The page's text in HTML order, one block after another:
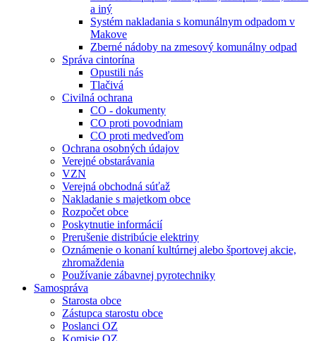
a iný
Systém nakladania s komunálnym odpadom v
Makove
Zberné nádoby na zmesový komunálny odpad
Správa cintorína
Opustili nás
Tlačivá
Civilná ochrana
CO - dokumenty
CO proti povodniam
CO proti medveďom
Ochrana osobných údajov
Verejné obstarávania
VZN
Verejná obchodná súťaž
Nakladanie s majetkom obce
Rozpočet obce
Poskytnutie informácií
Prerušenie distribúcie elektriny
Oznámenie o konaní kultúrnej alebo športovej akcie,
zhromaždenia
Používanie zábavnej pyrotechniky
Samospráva
Starosta obce
Zástupca starostu obce
Poslanci OZ
Komisie OZ